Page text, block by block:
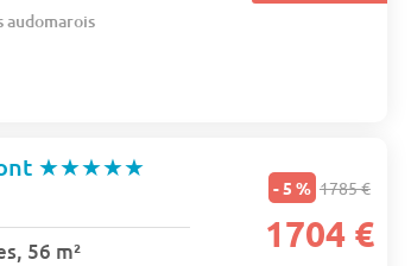
audomarois
★★★★★
56 m²
- 5 % 1785 €
1704 €